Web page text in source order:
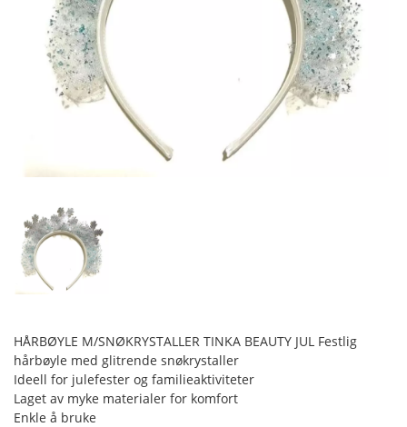
HÅRBØYLE M/SNØKRYSTALLER TINKA BEAUTY JUL Festlig
hårbøyle med glitrende snøkrystaller
Ideell for julefester og familieaktiviteter
Laget av myke materialer for komfort
Enkle å bruke